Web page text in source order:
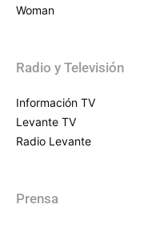
Woman
Radio y Televisión
Información TV
Levante TV
Radio Levante
Prensa